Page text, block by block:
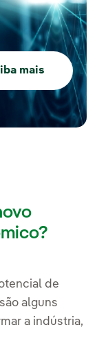
mais
de
alguns
a indústria,